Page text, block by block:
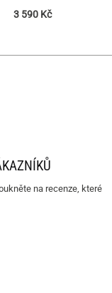
Hodnocení
3 590 Kč
na recenze, které